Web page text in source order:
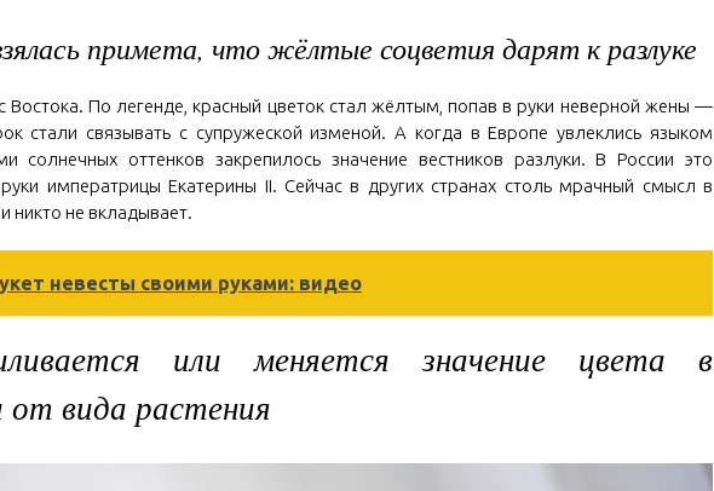
примета, что жёлтые соцветия дарят к разлуке
Востока. По легенде, красный цветок стал жёлтым, попав в руки неверной жены —
стали связывать с супружеской изменой. А когда в Европе увлеклись языком
солнечных оттенков закрепилось значение вестников разлуки. В России это
императрицы Екатерины II. Сейчас в других странах столь мрачный смысл в
никто не вкладывает.
невесты своими руками: видео
или меняется значение цвета в
от вида растения